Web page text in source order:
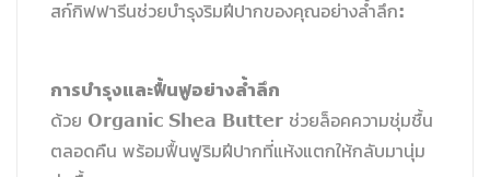
สก์กิฟฟารีนช่วยบำรุงริมฝีปากของคุณอย่างล้ำลึก:
การบำรุงและฟื้นฟูอย่างล้ำลึก
ด้วย Organic Shea Butter ช่วยล็อคความชุ่มชื้น
ตลอดคืน พร้อมฟื้นฟูริมฝีปากที่แห้งแตกให้กลับมานุ่ม